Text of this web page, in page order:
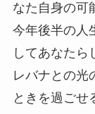
なた自身の可
今年後半の人
してあなたら
レバナとの光
ときを過ごせ